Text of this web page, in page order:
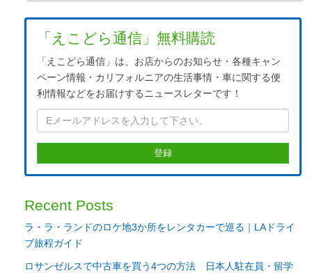
「えこどら通信」無料購読
「えこどら通信」は、お店からのお知らせ・各種キャン
ペーン情報・カリフォルニアの生活事情・車に関する便
利情報などをお届けするニュースレターです！
Recent Posts
ラ・ラ・ランドのロケ地3か所をレンタカーで巡る｜LAドライ
ブ旅程ガイド
ロサンゼルスで中古車を買う4つの方法 日本人駐在員・留学